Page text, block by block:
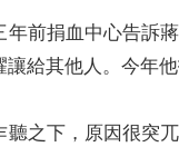
年前捐血中心告訴
讓給其他人。今年
聽之下，原因很突